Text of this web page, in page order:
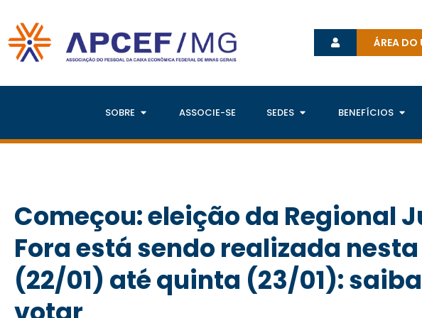
ÁREA DO
SOBRE ASSOCIE-SE SEDES BENEFÍCIOS
Começou: eleição da Regional
Fora está sendo realizada
(22/01) até quinta (23/01):